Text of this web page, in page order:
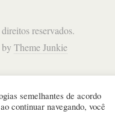
reservados.
Theme Junkie
semelhantes de acordo
continuar navegando, você